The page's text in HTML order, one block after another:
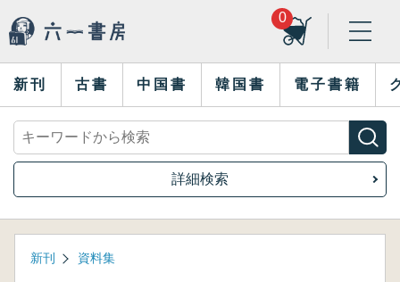
0
新刊 古書 中国書 韓国書 電子書籍
詳細検索
新刊 資料集